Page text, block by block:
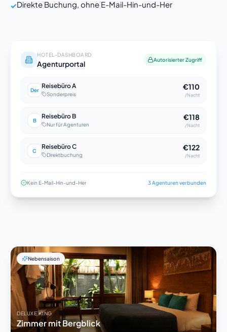
✓Direkte Buchung, ohne E-Mail-Hin-und-Her
HOTEL-DASHBOARD
Agenturportal Autorisierter Zugriff
Der
Reisebüro A
Sonderpreis
€110
/Nacht
B
Reisebüro B
Nur für Agenturen
€118
/Nacht
C
Reisebüro C
Direktbuchung
€122
/Nacht
Kein E-Mail-Hin-und-Her 3 Agenturen verbunden
Nebensaison
DELUXE KING
Zimmer mit Bergblick